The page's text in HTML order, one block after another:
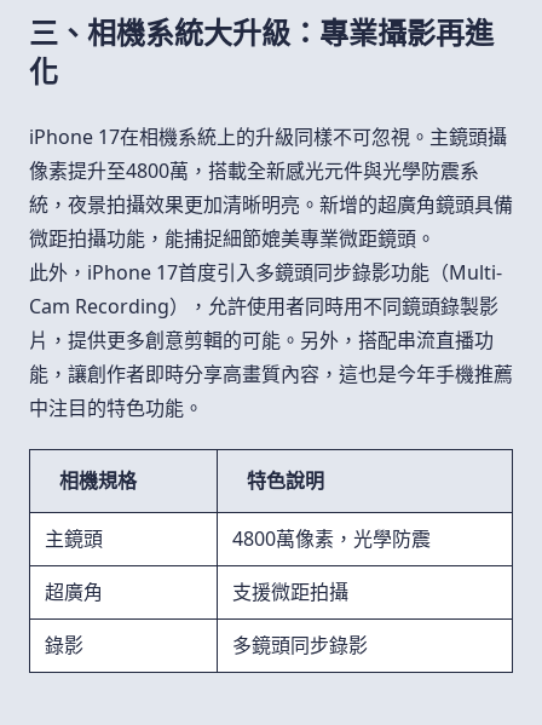
三、相機系統大升級：專業攝影再進
化
iPhone 17在相機系統上的升級同樣不可忽視。主鏡頭攝
像素提升至4800萬，搭載全新感光元件與光學防震系
統，夜景拍攝效果更加清晰明亮。新增的超廣角鏡頭具備
微距拍攝功能，能捕捉細節媲美專業微距鏡頭。
此外，iPhone 17首度引入多鏡頭同步錄影功能（Multi-
Cam Recording），允許使用者同時用不同鏡頭錄製影
片，提供更多創意剪輯的可能。另外，搭配串流直播功
能，讓創作者即時分享高畫質內容，這也是今年手機推薦
中注目的特色功能。
相機規格 特色說明
主鏡頭
4800萬像素，光學防震
超廣角
支援微距拍攝
錄影
多鏡頭同步錄影